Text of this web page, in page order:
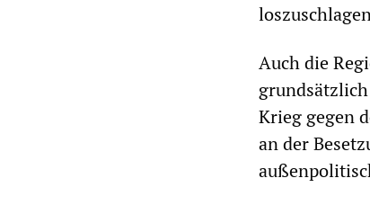
Auch die
Krieg gegen
an der